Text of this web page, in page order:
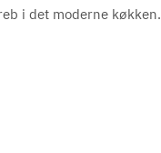
i det moderne køkken.